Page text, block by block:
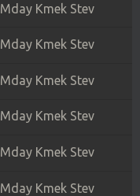
Kmek Stev
Kmek Stev
Kmek Stev
Kmek Stev
Kmek Stev
Kmek Stev